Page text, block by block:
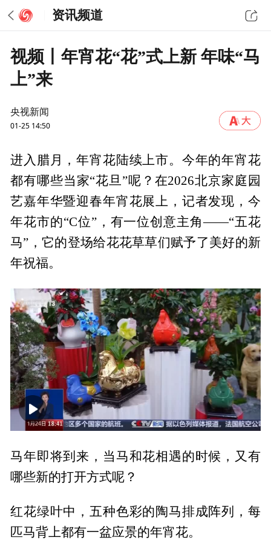
资讯频道
视频丨年宵花“花”式上新 年味“马
上”来
央视新闻
01-25 14:50
进入腊月，年宵花陆续上市。今年的年宵花
都有哪些当家“花旦”呢？在2026北京家庭园
艺嘉年华暨迎春年宵花展上，记者发现，今
年花市的“C位”，有一位创意主角——“五花
马”，它的登场给花花草草们赋予了美好的新
年祝福。
00:00 01:16
马年即将到来，当马和花相遇的时候，又有
哪些新的打开方式呢？
红花绿叶中，五种色彩的陶马排成阵列，每
匹马背上都有一盆应景的年宵花。